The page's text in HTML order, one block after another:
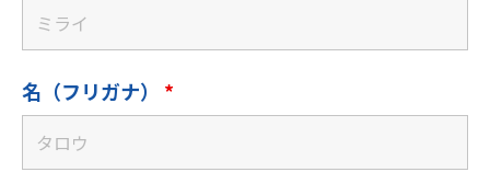
名（フリガナ） *